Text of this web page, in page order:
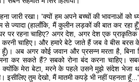
जारी रखा। 'क्यों हम अपने बच्चों की भावनाओं
ज्यादा (हालाँकि, मैं कुलीन लड़कों की बात कर रहा
रहना चाहिए? अगर देश, अगर देश एक
करनी चाहिए। और हमारे बेटे जाते हैं जब वे बीस
हूँ)। अब अगर कोई जवान और प्रसन्न मरता है,
कर सकते हैं? सबको रोना बंद करना चाहिए।
क्योंकि मेरा बेटा, मरने के पहले उसने मुझे संदेश भेजा
इसीलिए तुम देखो, मैं मातमी कपड़े भी नहीं पहनता हूँ...'